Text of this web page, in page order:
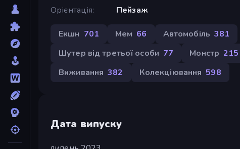
Орієнтація
Пейзаж
Екшн 701 Мем 66 Автомобіль 381
Шутер від третьої особи 77 Монстр 215
Виживання 382 Колекціювання 598
Дата випуску